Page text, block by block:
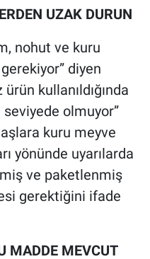
UZAK DURUN
nohut ve kuru
diyen
kullanıldığında
olmuyor”
kuru meyve
yönünde uyarılarda
ve paketlenmiş
gerektiğini ifade
MADDE MEVCUT